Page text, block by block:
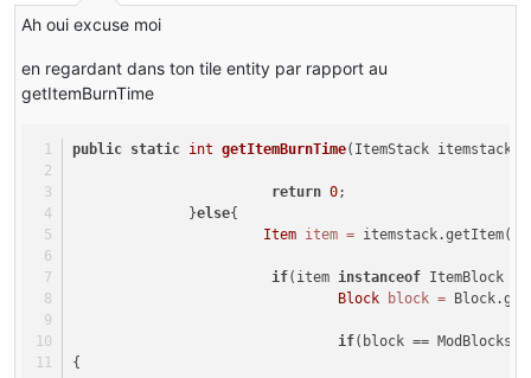
public
}
this.putLists(new ItemStack
putLists (ItemStack itemstack,
.smeltingList.put(itemstack, itemstack2);
.experienceList.put(itemstack2,
Ah oui excuse moi
en regardant dans ton tile entity par rapport au
getItemBurnTime
public static int getItemBurnTime(ItemStack itemstack)
return 0;
}else{
Item item = itemstack.getItem();
if(item instanceof ItemBlock
Block
block =
if(block ==
{